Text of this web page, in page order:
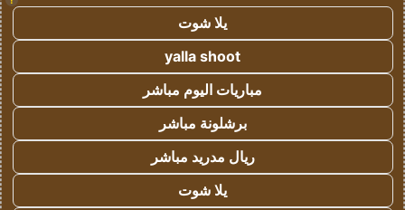
يلا شوت
yalla shoot
مباريات اليوم مباشر
برشلونة مباشر
ريال مدريد مباشر
يلا شوت